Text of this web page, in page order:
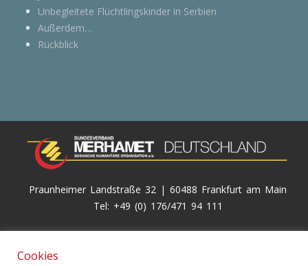
Unbegleitete Flüchtlingskinder in Serbien
Außerdem…
Rückblick
Praunheimer Landstraße 32 | 60488 Frankfurt am Main
Tel: +49 (0) 176/471 94 111
Cookies